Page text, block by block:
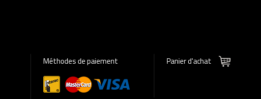
Méthodes de paiement Panier d'achat